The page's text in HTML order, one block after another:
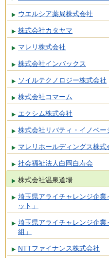
ウエルシア薬局株式会社
株式会社カタヤマ
マレリ株式会社
株式会社インバックス
ソイルテクノロジー株式会社
株式会社コマーム
エクシム株式会社
株式会社リバティ・イノベー
マレリホールディングス株式
社会福祉法人白岡白寿会
株式会社温泉道場
埼玉県アライチャレンジ企
ット」
埼玉県アライチャレンジ企
組」
NTTファイナンス株式会社